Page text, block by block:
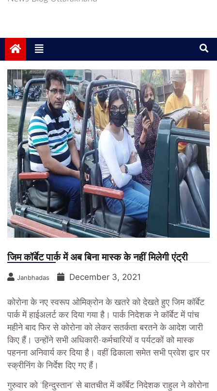
जिम कॉर्बेट पार्क में अब बिना मास्क के नहीं मिलेगी एंट्री
Janbhadas December 3, 2021
कोरोना के नए स्वरूप ओमिक्रोन के खतरे को देखते हुए जिम कॉर्बेट
पार्क में हाईअलर्ट कर दिया गया है। पार्क निदेशक ने कॉर्बेट में पांच
महीने बाद फिर से कोरोना को लेकर सतर्कता बरतने के आदेश जारी
किए हैं। उन्होंने सभी अधिकारी-कर्मचारियों व पर्यटकों को मास्क
पहनना अनिवार्य कर दिया है। वहीं ढिकाला समेत सभी प्रवेश द्वार पर
स्क्रीनिंग के निर्देश दिए गए हैं।
गुरुवार को ‘हिन्दुस्तान’ से बातचीत में कॉर्बेट निदेशक राहुल ने कोरोना